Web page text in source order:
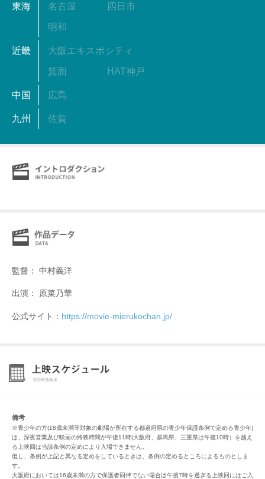
東海 名古屋 四日市
明和
近畿 大阪エキスポシティ
箕面 HAT神戸
中国 広島
九州 佐賀
監督： 中村義洋
出演： 原菜乃華
公式サイト： https://movie-mierukochan.jp/
備考
※青少年の方(18歳未満等対象の劇場が所在する都道府県の青少年保護条例で定める青少年)
は、深夜営業及び映画の終映時間が午後11時(大阪府、群馬県、三重県は午後10時）を越え
る上映回は当該条例の定めにより入場できません。
但し、条例が上記と異なる定めをしているときは、条例の定めるところによるものとしま
す。
大阪府においては16歳未満の方で保護者同伴でない場合は午後7時を過ぎる上映回にはご入